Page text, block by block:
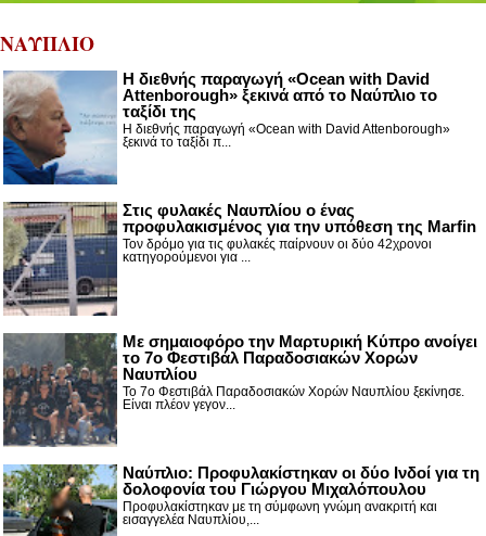
ΝΑΥΠΛΙΟ
Η διεθνής παραγωγή «Ocean with David
Attenborough» ξεκινά από το Ναύπλιο το
ταξίδι της
Η διεθνής παραγωγή «Ocean with David Attenborough»
ξεκινά το ταξίδι π...
Στις φυλακές Ναυπλίου ο ένας
προφυλακισμένος για την υπόθεση της Marfin
Τον δρόμο για τις φυλακές παίρνουν οι δύο 42χρονοι
κατηγορούμενοι για ...
Με σημαιοφόρο την Μαρτυρική Κύπρο ανοίγει
το 7ο Φεστιβάλ Παραδοσιακών Χορών
Ναυπλίου
Το 7ο Φεστιβάλ Παραδοσιακών Χορών Ναυπλίου ξεκίνησε.
Είναι πλέον γεγον...
Ναύπλιο: Προφυλακίστηκαν οι δύο Ινδοί για τη
δολοφονία του Γιώργου Μιχαλόπουλου
Προφυλακίστηκαν με τη σύμφωνη γνώμη ανακριτή και
εισαγγελέα Ναυπλίου,...